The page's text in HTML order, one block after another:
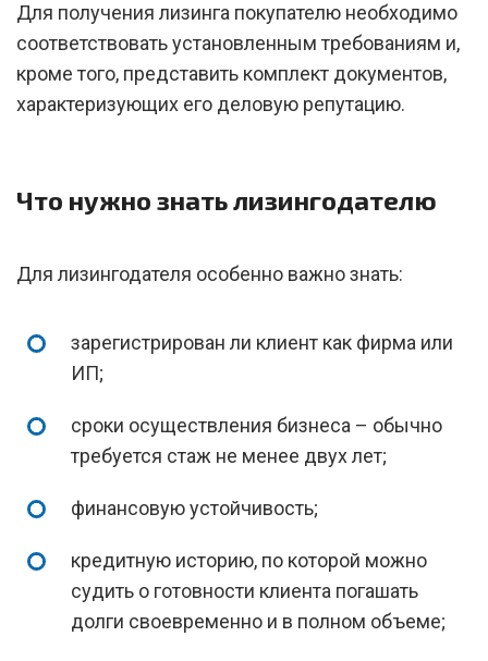
Для получения лизинга покупателю необходимо
соответствовать установленным требованиям и,
кроме того, представить комплект документов,
характеризующих его деловую репутацию.
Что нужно знать лизингодателю
Для лизингодателя особенно важно знать:
зарегистрирован ли клиент как фирма или
ИП;
сроки осуществления бизнеса – обычно
требуется стаж не менее двух лет;
финансовую устойчивость;
кредитную историю, по которой можно
судить о готовности клиента погашать
долги своевременно и в полном объеме;